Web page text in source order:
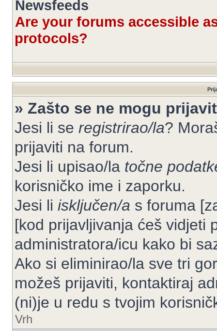
Newsfeeds
Are your forums accessible
protocols?
» Zašto se ne mogu
Jesi li se registrirao/la?
prijaviti na forum.
Jesi li upisao/la točne
korisničko ime i zaporku.
Jesi li isključen/a s foruma
[kod prijavljivanja ćeš vidjeti
administratora/icu kako bi
Ako si eliminirao/la sve tri
možeš prijaviti, kontaktiraj
(ni)je u redu s tvojim
Vrh